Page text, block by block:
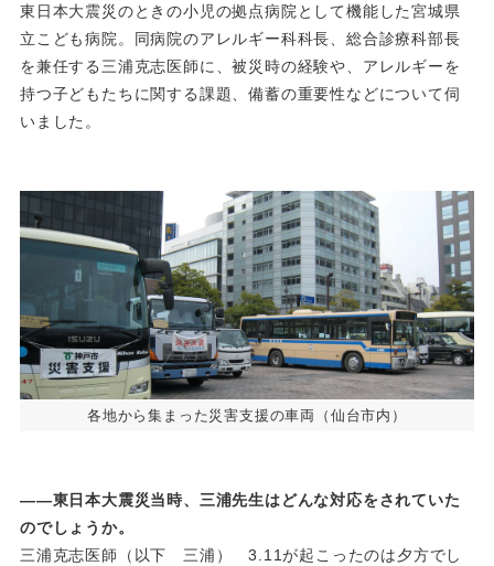
東日本大震災のときの小児の拠点病院として機能した宮城県
立こども病院。同病院のアレルギー科科長、総合診療科部長
を兼任する三浦克志医師に、被災時の経験や、アレルギーを
持つ子どもたちに関する課題、備蓄の重要性などについて伺
いました。
各地から集まった災害支援の車両（仙台市内）
――東日本大震災当時、三浦先生はどんな対応をされていた
のでしょうか。
三浦克志医師（以下 三浦） 3.11が起こったのは夕方でし